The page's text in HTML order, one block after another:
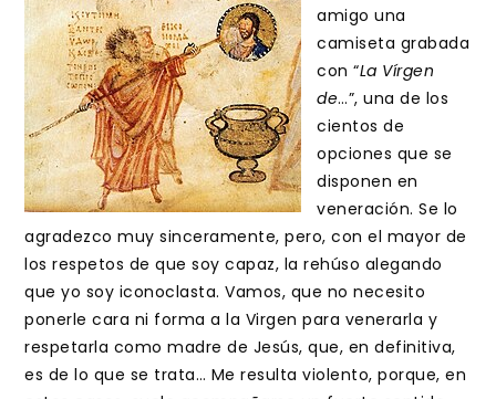
amigo una
camiseta grabada
con “La Vírgen
de…”, una de los
cientos de
opciones que se
disponen en
veneración. Se lo
agradezco muy sinceramente, pero, con el mayor de
los respetos de que soy capaz, la rehúso alegando
que yo soy iconoclasta. Vamos, que no necesito
ponerle cara ni forma a la Virgen para venerarla y
respetarla como madre de Jesús, que, en definitiva,
es de lo que se trata… Me resulta violento, porque, en